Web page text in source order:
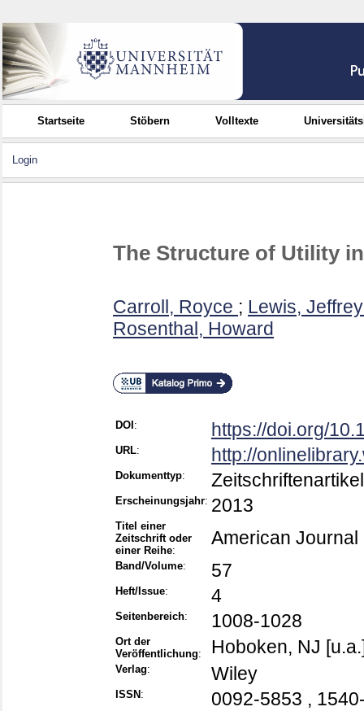
Startseite Stöbern Volltexte
Login
The Structure of Utility
Carroll, Royce ; Lewis,
Rosenthal, Howard
DOI : https://doi.org/
URL: http://
Dokumenttyp: Zeitschriftenartikel
Erscheinungsjahr: 2013
Titel einer
Zeitschrift oder
einer Reihe:
American Journal
Band/Volume: 57
Heft/Issue: 4
Seitenbereich: 1008-1028
Ort der
Veröffentlichung: Hoboken, NJ
Verlag: Wiley
ISSN : 0092-5853 ,